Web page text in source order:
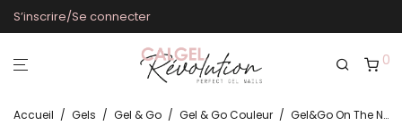
S’inscrire/Se connecter
0
Accueil / Gels / Gel & Go / Gel & Go Couleur / Gel&Go On The Nice List GG1085